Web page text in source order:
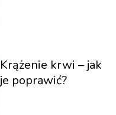
Krążenie krwi – jak
je poprawić?